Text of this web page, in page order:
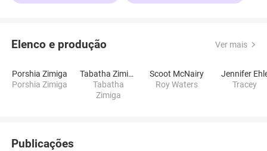
Elenco e produção Ver mais
Porshia Zimiga
Porshia Zimiga
Tabatha Zimiga
Tabatha
Zimiga
Scoot McNairy
Roy Waters
Jennifer
Tracey
Publicações